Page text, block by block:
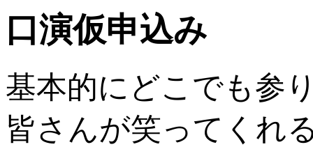
口演仮申込み
基本的にどこでも参
皆さんが笑ってくれ